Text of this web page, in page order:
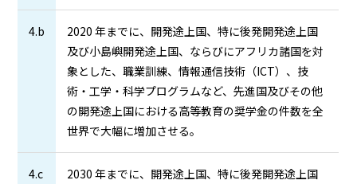
4.b
2020 年までに、開発途上国、特に後発開発途上国
及び小島嶼開発途上国、ならびにアフリカ諸国を対
象とした、職業訓練、情報通信技術（ICT）、技
術・工学・科学プログラムなど、先進国及びその他
の開発途上国における高等教育の奨学金の件数を全
世界で大幅に増加させる。
4.c
2030 年までに、開発途上国、特に後発開発途上国